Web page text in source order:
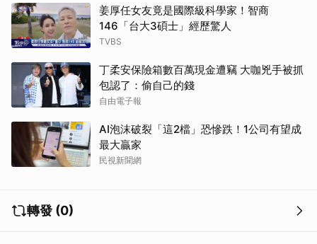
姜厚任女友竟是國際級科學家！智商
146「台大3碩士」經歷驚人
TVBS
丁柔安保險箱數百萬現金遭竊 大咖兇手被抓
包認了：偷自己的錢
自由電子報
AI泡沫破裂「這2檔」恐慘跌！1公司有望成
最大贏家
民視新聞網
轉發 (0)